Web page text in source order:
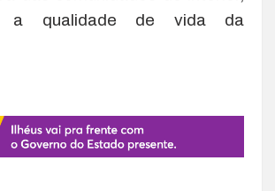
a qualidade de vida da